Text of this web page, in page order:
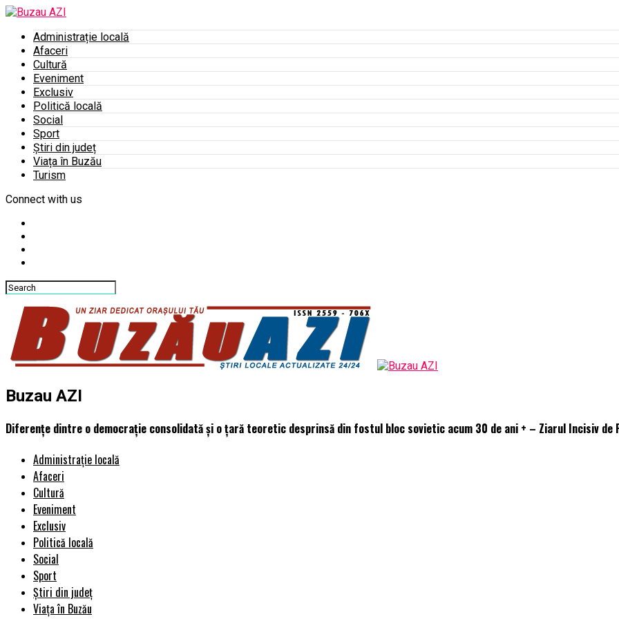
Administrație locală
Afaceri
Cultură
Eveniment
Exclusiv
Politică locală
Social
Sport
Știri din județ
Viața în Buzău
Turism
Connect with us
Buzau AZI
Diferențe dintre o democrație consolidată și o țară teoretic desprinsă din fostul bloc sovietic acum 30 de ani + – Ziarul Incisiv de
Administrație locală
Afaceri
Cultură
Eveniment
Exclusiv
Politică locală
Social
Sport
Știri din județ
Viața în Buzău